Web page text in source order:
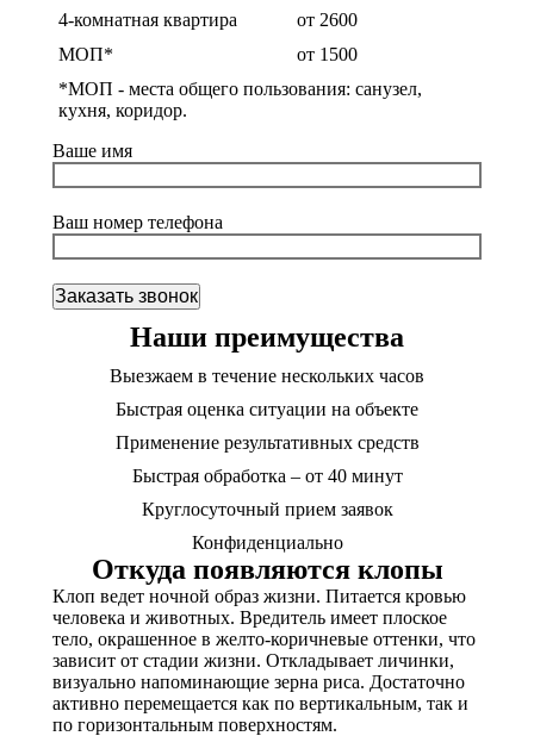
4-комнатная квартира
от 2600
МОП*
от 1500
*МОП - места общего пользования: санузел,
кухня, коридор.
Ваше имя
Ваш номер телефона
Наши преимущества
Выезжаем в течение нескольких часов
Быстрая оценка ситуации на объекте
Применение результативных средств
Быстрая обработка – от 40 минут
Круглосуточный прием заявок
Конфиденциально
Откуда появляются клопы
Клоп ведет ночной образ жизни. Питается кровью
человека и животных. Вредитель имеет плоское
тело, окрашенное в желто-коричневые оттенки, что
зависит от стадии жизни. Откладывает личинки,
визуально напоминающие зерна риса. Достаточно
активно перемещается как по вертикальным, так и
по горизонтальным поверхностям.